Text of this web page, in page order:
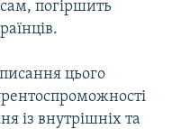
погіршить
цього
із внутрішніх та